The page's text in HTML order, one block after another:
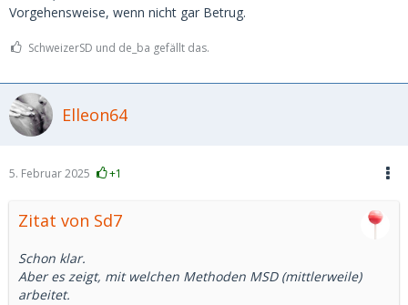
Vorgehensweise, wenn nicht gar Betrug.
SchweizerSD und de_ba gefällt das.
Elleon64
5. Februar 2025 +1
Zitat von Sd7
Schon klar.
Aber es zeigt, mit welchen Methoden MSD (mittlerweile)
arbeitet.